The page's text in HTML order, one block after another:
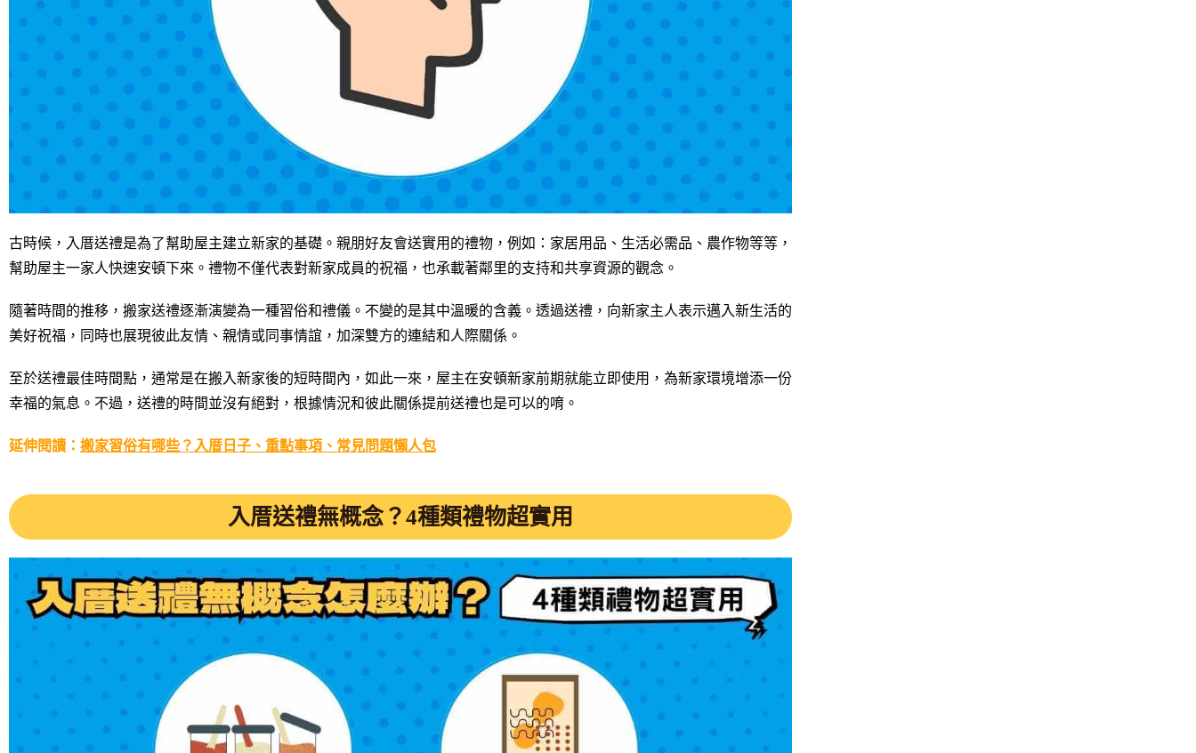
古時候，入厝送禮是為了幫助屋主建立新家的基礎。親朋好友會送實用的禮物，例如：家居用品、生活必需品、農作物等等，
幫助屋主一家人快速安頓下來。禮物不僅代表對新家成員的祝福，也承載著鄰里的支持和共享資源的觀念。
隨著時間的推移，搬家送禮逐漸演變為一種習俗和禮儀。不變的是其中溫暖的含義。透過送禮，向新家主人表示邁入新生活的
美好祝福，同時也展現彼此友情、親情或同事情誼，加深雙方的連結和人際關係。
至於送禮最佳時間點，通常是在搬入新家後的短時間內，如此一來，屋主在安頓新家前期就能立即使用，為新家環境增添一份
幸福的氣息。不過，送禮的時間並沒有絕對，根據情況和彼此關係提前送禮也是可以的唷。
延伸閱讀： 搬家習俗有哪些？入厝日子、重點事項、常見問題懶人包
入厝送禮無概念？4種類禮物超實用